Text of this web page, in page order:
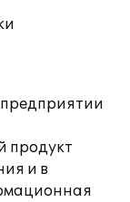
продукт
и в